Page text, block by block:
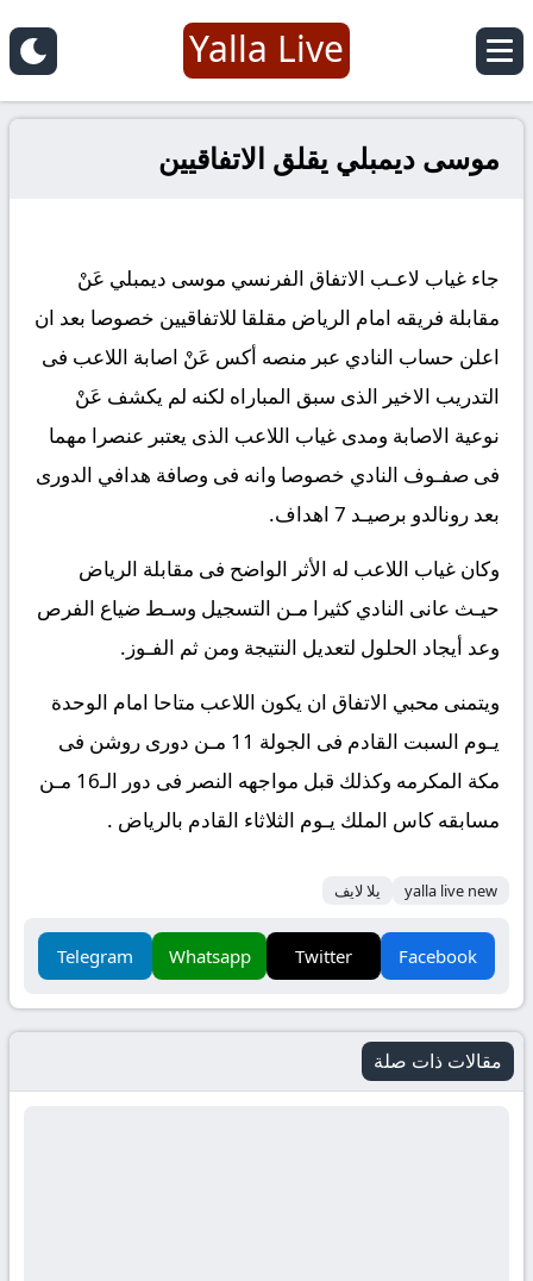
Yalla Live
موسى ديمبلي يقلق الاتفاقيين
جاء غياب لاعـب الاتفاق الفرنسي موسى ديمبلي عَنْ
مقابلة فريقه امام الرياض مقلقا للاتفاقيين خصوصا بعد ان
اعلن حساب النادي عبر منصه أكس عَنْ اصابة اللاعب فى
التدريب الاخير الذى سبق المباراه لكنه لم يكشف عَنْ
نوعية الاصابة ومدى غياب اللاعب الذى يعتبر عنصرا مهما
فى صفـوف النادي خصوصا وانه فى وصافة هدافي الدورى
بعد رونالدو برصيـد 7 اهداف.
وكان غياب اللاعب له الأثر الواضح فى مقابلة الرياض
حيـث عانى النادي كثيرا مـن التسجيل وسـط ضياع الفرص
وعد أيجاد الحلول لتعديل النتيجة ومن ثم الفـوز.
ويتمنى محبي الاتفاق ان يكون اللاعب متاحا امام الوحدة
يـوم السبت القادم فى الجولة 11 مـن دورى روشن فى
مكة المكرمه وكذلك قبل مواجهه النصر فى دور الـ16 مـن
مسابقه كاس الملك يـوم الثلاثاء القادم بالرياض .
yalla live new يلا لايف
Facebook
Twitter
Whatsapp
Telegram
مقالات ذات صلة